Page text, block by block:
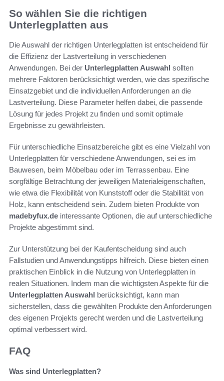
So wählen Sie die richtigen
Unterlegplatten aus
Die Auswahl der richtigen Unterlegplatten ist entscheidend für
die Effizienz der Lastverteilung in verschiedenen
Anwendungen. Bei der Unterlegplatten Auswahl sollten
mehrere Faktoren berücksichtigt werden, wie das spezifische
Einsatzgebiet und die individuellen Anforderungen an die
Lastverteilung. Diese Parameter helfen dabei, die passende
Lösung für jedes Projekt zu finden und somit optimale
Ergebnisse zu gewährleisten.
Für unterschiedliche Einsatzbereiche gibt es eine Vielzahl von
Unterlegplatten für verschiedene Anwendungen, sei es im
Bauwesen, beim Möbelbau oder im Terrassenbau. Eine
sorgfältige Betrachtung der jeweiligen Materialeigenschaften,
wie etwa die Flexibilität von Kunststoff oder die Stabilität von
Holz, kann entscheidend sein. Zudem bieten Produkte von
madebyfux.de interessante Optionen, die auf unterschiedliche
Projekte abgestimmt sind.
Zur Unterstützung bei der Kaufentscheidung sind auch
Fallstudien und Anwendungstipps hilfreich. Diese bieten einen
praktischen Einblick in die Nutzung von Unterlegplatten in
realen Situationen. Indem man die wichtigsten Aspekte für die
Unterlegplatten Auswahl berücksichtigt, kann man
sicherstellen, dass die gewählten Produkte den Anforderungen
des eigenen Projekts gerecht werden und die Lastverteilung
optimal verbessert wird.
FAQ
Was sind Unterlegplatten?